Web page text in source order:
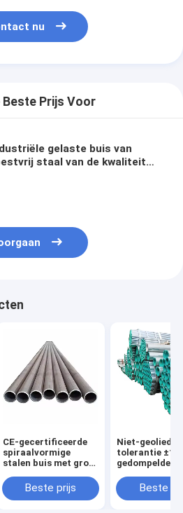
nu
Beste Prijs Voor
gelaste buis van
staal van de kwaliteit
CE-gecertificeerde
spiraalvormige
stalen buis met grote
A252 SSAW
Beste prijs
Niet-geoliede
tolerantie
gedompelde
stalen buizen
GIS-geweld
Beste